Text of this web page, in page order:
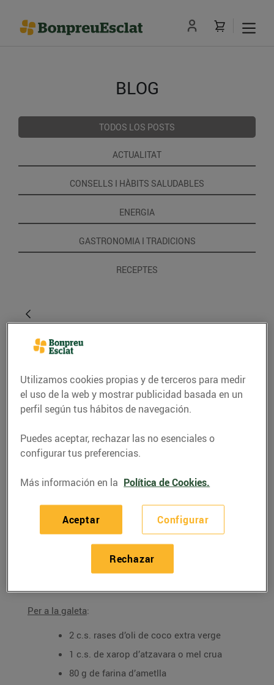
BLOG
TODOS LOS POSTS
ACTUALITAT
CONSELLS I HÀBITS SALUDABLES
ENERGIA
GASTRONOMIA I TRADICIONS
RECEPTES
RECETAS
Pastís de cireres, coco i
llimona amb base de
galeta de coco
Ingredients per a 4 persones:
Per a la galeta:
2 c.s. rases d’oli de coco extra verge
1 c.s. de xarop d’atzavara o mel crua
80 g de farina d’ametlla
Utilizamos cookies propias y de terceros para medir
el uso de la web y mostrar publicidad basada en un
perfil según tus hábitos de navegación.
Puedes aceptar, rechazar las no esenciales o
configurar tus preferencias.
Más información en la Política de Cookies.
Configurar
Rechazar
Aceptar